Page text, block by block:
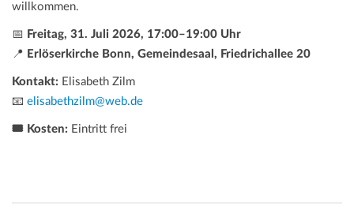
willkommen.
📅 Freitag, 31. Juli 2026, 17:00–19:00 Uhr
📍 Erlöserkirche Bonn, Gemeindesaal, Friedrichallee 20
Kontakt: Elisabeth Zilm
📧 elisabethzilm@web.de
🎟️ Kosten: Eintritt frei